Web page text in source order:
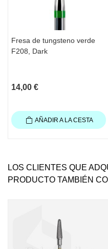
Fresa de tungsteno verde
F208, Dark
14,00 €
AÑADIR A LA CESTA
LOS CLIENTES QUE
PRODUCTO TAMBIÉN